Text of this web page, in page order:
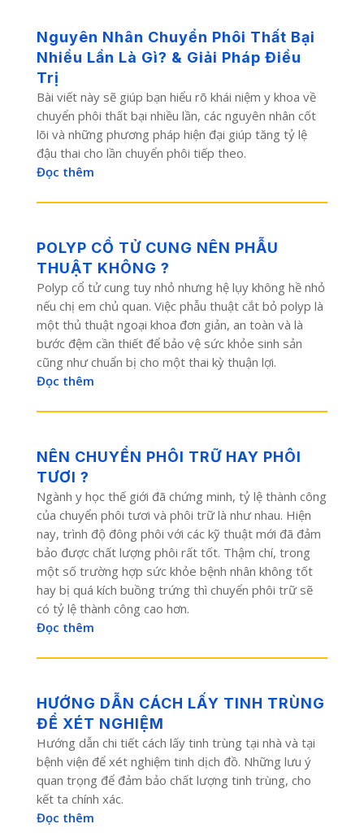
Nguyên Nhân Chuyển Phôi Thất Bại
Nhiều Lần Là Gì? & Giải Pháp Điều
Trị
Bài viết này sẽ giúp bạn hiểu rõ khái niệm y khoa về
chuyển phôi thất bại nhiều lần, các nguyên nhân cốt
lõi và những phương pháp hiện đại giúp tăng tỷ lệ
đậu thai cho lần chuyển phôi tiếp theo.
Đọc thêm
POLYP CỔ TỬ CUNG NÊN PHẪU
THUẬT KHÔNG ?
Polyp cổ tử cung tuy nhỏ nhưng hệ lụy không hề nhỏ
nếu chị em chủ quan. Việc phẫu thuật cắt bỏ polyp là
một thủ thuật ngoại khoa đơn giản, an toàn và là
bước đệm cần thiết để bảo vệ sức khỏe sinh sản
cũng như chuẩn bị cho một thai kỳ thuận lợi.
Đọc thêm
NÊN CHUYỂN PHÔI TRỮ HAY PHÔI
TƯƠI ?
Ngành y học thế giới đã chứng minh, tỷ lệ thành công
của chuyển phôi tươi và phôi trữ là như nhau. Hiện
nay, trình độ đông phôi với các kỹ thuật mới đã đảm
bảo được chất lượng phôi rất tốt. Thậm chí, trong
một số trường hợp sức khỏe bệnh nhân không tốt
hay bị quá kích buồng trứng thì chuyển phôi trữ sẽ
có tỷ lệ thành công cao hơn.
Đọc thêm
HƯỚNG DẪN CÁCH LẤY TINH TRÙNG
ĐỂ XÉT NGHIỆM
Hướng dẫn chi tiết cách lấy tinh trùng tại nhà và tại
bệnh viện để xét nghiệm tinh dịch đồ. Những lưu ý
quan trọng để đảm bảo chất lượng tinh trùng, cho
kết ta chính xác.
Đọc thêm